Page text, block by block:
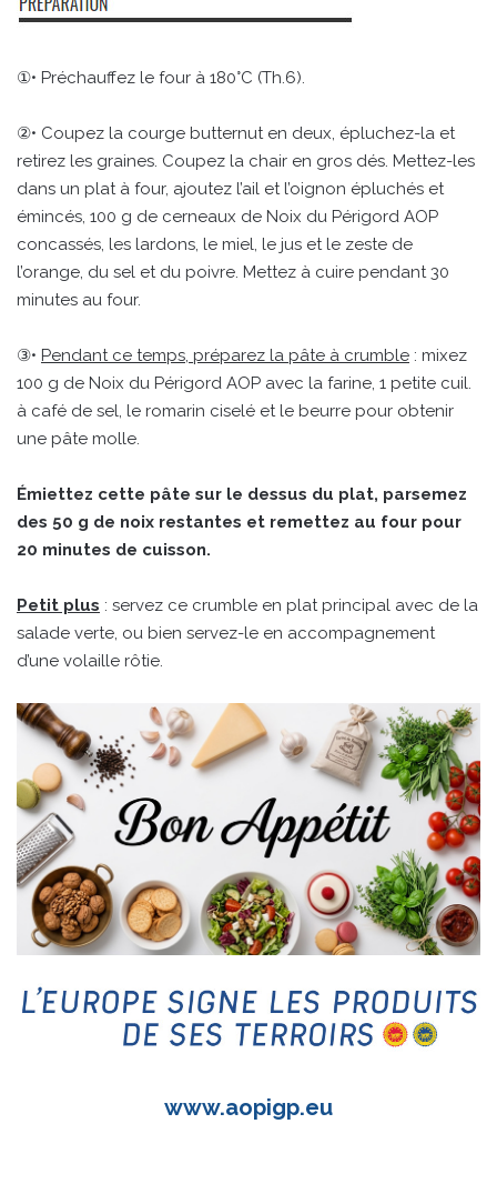
①• Préchauffez le four à 180°C (Th.6).
②• Coupez la courge butternut en deux, épluchez-la et
retirez les graines. Coupez la chair en gros dés. Mettez-les
dans un plat à four, ajoutez l’ail et l’oignon épluchés et
émincés, 100 g de cerneaux de Noix du Périgord AOP
concassés, les lardons, le miel, le jus et le zeste de
l’orange, du sel et du poivre. Mettez à cuire pendant 30
minutes au four.
③• Pendant ce temps, préparez la pâte à crumble : mixez
100 g de Noix du Périgord AOP avec la farine, 1 petite cuil.
à café de sel, le romarin ciselé et le beurre pour obtenir
une pâte molle.
Émiettez cette pâte sur le dessus du plat, parsemez
des 50 g de noix restantes et remettez au four pour
20 minutes de cuisson.
Petit plus : servez ce crumble en plat principal avec de la
salade verte, ou bien servez-le en accompagnement
d’une volaille rôtie.
www.aopigp.eu